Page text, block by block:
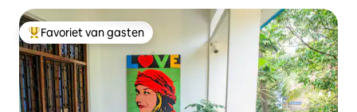
Topfavoriet van gasten
Favoriet van gasten